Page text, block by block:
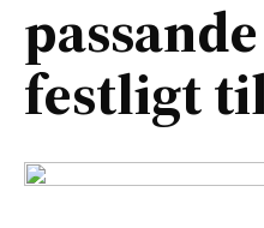
festligt